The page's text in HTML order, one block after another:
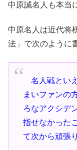
中原誠名人も本当
中原名人は近代将
法」で次のように
名人戦とい
まいファンの
ろなアクシデ
指せなかった
て次から頑張